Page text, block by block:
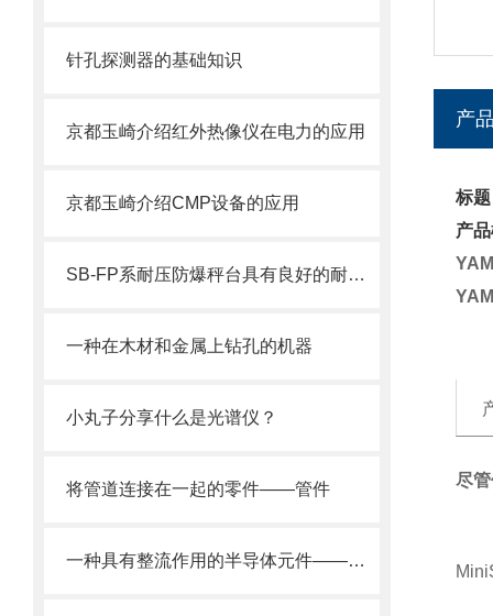
针孔探测器的基础知识
京都玉崎介绍红外热像仪在电力的应用
京都玉崎介绍CMP设备的应用
SB-FP系耐压防爆秤台具有良好的耐腐蚀性和耐磨损性
一种在木材和金属上钻孔的机器
小丸子分享什么是光谱仪？
将管道连接在一起的零件——管件
一种具有整流作用的半导体元件——晶闸管
产
标
产
尽